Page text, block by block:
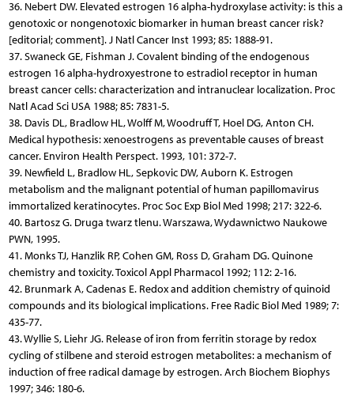
36. Nebert DW. Elevated estrogen 16 alpha-hydroxylase activity: is this a
genotoxic or nongenotoxic biomarker in human breast cancer risk?
[editorial; comment]. J Natl Cancer Inst 1993; 85: 1888-91.
37. Swaneck GE, Fishman J. Covalent binding of the endogenous
estrogen 16 alpha-hydroxyestrone to estradiol receptor in human
breast cancer cells: characterization and intranuclear localization. Proc
Natl Acad Sci USA 1988; 85: 7831-5.
38. Davis DL, Bradlow HL, Wolff M, Woodruff T, Hoel DG, Anton CH.
Medical hypothesis: xenoestrogens as preventable causes of breast
cancer. Environ Health Perspect. 1993, 101: 372-7.
39. Newfield L, Bradlow HL, Sepkovic DW, Auborn K. Estrogen
metabolism and the malignant potential of human papillomavirus
immortalized keratinocytes. Proc Soc Exp Biol Med 1998; 217: 322-6.
40. Bartosz G. Druga twarz tlenu. Warszawa, Wydawnictwo Naukowe
PWN, 1995.
41. Monks TJ, Hanzlik RP, Cohen GM, Ross D, Graham DG. Quinone
chemistry and toxicity. Toxicol Appl Pharmacol 1992; 112: 2-16.
42. Brunmark A, Cadenas E. Redox and addition chemistry of quinoid
compounds and its biological implications. Free Radic Biol Med 1989; 7:
435-77.
43. Wyllie S, Liehr JG. Release of iron from ferritin storage by redox
cycling of stilbene and steroid estrogen metabolites: a mechanism of
induction of free radical damage by estrogen. Arch Biochem Biophys
1997; 346: 180-6.